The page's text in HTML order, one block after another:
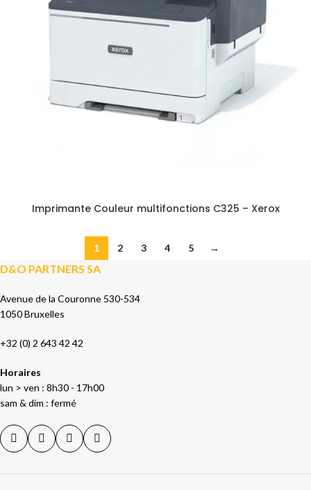
Imprimante Couleur multifonctions C325 – Xerox
1 2 3 4 5 →
D&O PARTNERS SA
Avenue de la Couronne 530-534
1050 Bruxelles
+32 (0) 2 643 42 42
Horaires
lun > ven : 8h30 - 17h00
sam & dim : fermé